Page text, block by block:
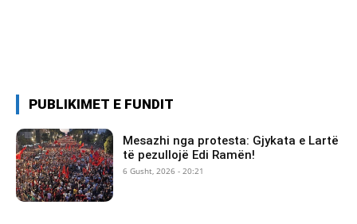
PUBLIKIMET E FUNDIT
Mesazhi nga protesta: Gjykata e Lartë
të pezullojë Edi Ramën!
6 Gusht, 2026 - 20:21